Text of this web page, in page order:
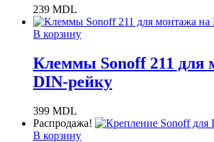
239 MDL
В корзину
Клеммы Sonoff 211 для
DIN-рейку
399 MDL
Распродажа!
В корзину